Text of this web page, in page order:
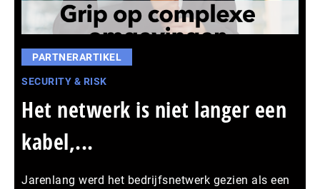
PARTNERARTIKEL
SECURITY & RISK
Het netwerk is niet langer een
kabel,...
Jarenlang werd het bedrijfsnetwerk gezien als een